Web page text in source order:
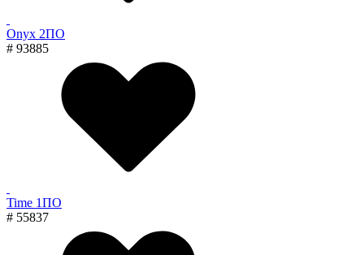
Onyx 2ПО
# 93885
Time 1ПО
# 55837